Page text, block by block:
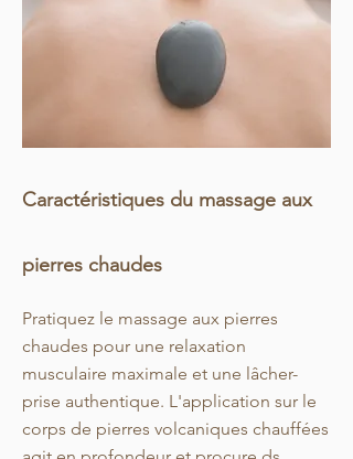
Caractéristiques du massage aux
pierres chaudes
Pratiquez le massage aux pierres
chaudes pour une relaxation
musculaire maximale et une lâcher-
prise authentique. L'application sur le
corps de pierres volcaniques chauffées